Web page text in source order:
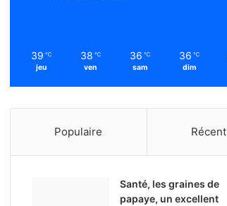
39 ℃
jeu
38 ℃
ven
36 ℃
sam
36 ℃
dim
Populaire Récent
Santé, les graines de
papaye, un excellent